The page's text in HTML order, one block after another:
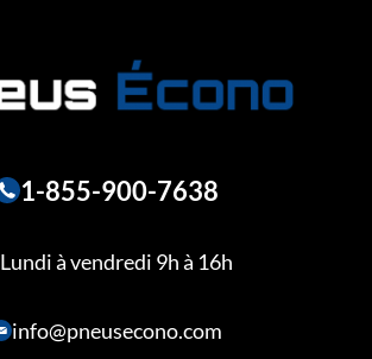
1-855-900-7638
Lundi à vendredi 9h à 16h
info@pneusecono.com